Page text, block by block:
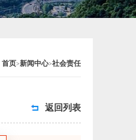
首页>新闻中心>社会责任
返回列表